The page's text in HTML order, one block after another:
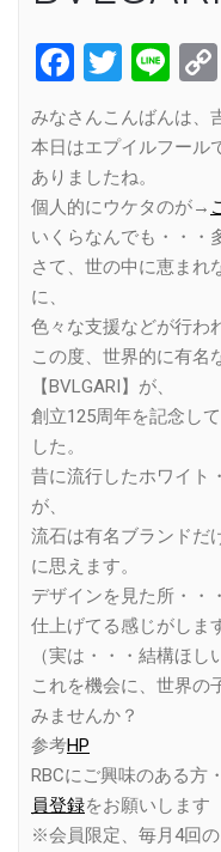
Facebook
Twitter
Line
みなさんこんばんは、
本日はエプイルフール
ありましたね。
個人的にウケタのが→
いくらなんでも・・・
さて、世の中に恵まれ
に、
色々な支援などが行わ
この度、世界的に有名
【BVLGARI】が、
創立125周年を記念して
した。
昔に流行したホワイト
が、
流石は有名ブランドだ
に思えます。
デザインを見た所・・
仕上げてる感じがしま
（実は・・・結構ほし
これを機会に、世界の
みませんか？
参考HP
RBCにご興味のある方
員登録をお願いします
※会員限定、毎月4回の